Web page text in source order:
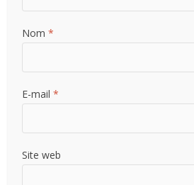
Nom*
E-mail*
Site web